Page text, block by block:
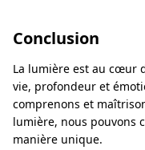
Conclusion
La lumière est au cœur
vie, profondeur et
comprenons et
lumière, nous pouvons
manière unique.